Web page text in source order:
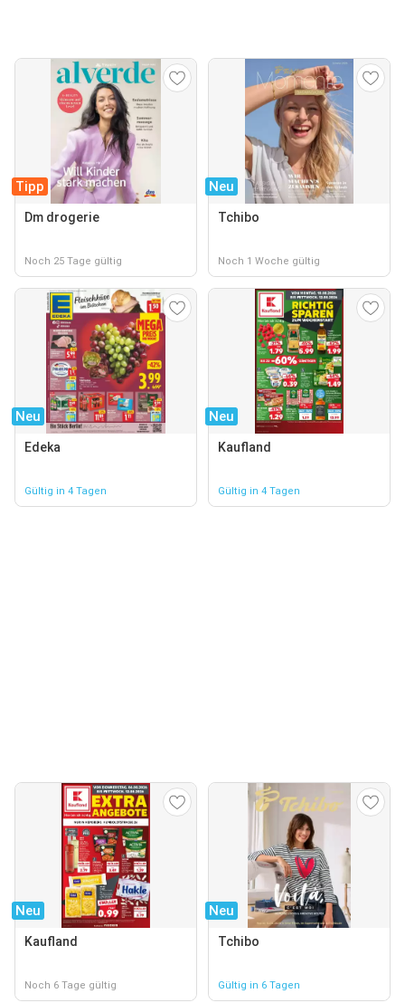
Tipp
Dm drogerie
Noch 25 Tage gültig
Neu
Tchibo
Noch 1 Woche gültig
Neu
Edeka
Gültig in 4 Tagen
Neu
Kaufland
Gültig in 4 Tagen
Neu
Kaufland
Noch 6 Tage gültig
Neu
Tchibo
Gültig in 6 Tagen